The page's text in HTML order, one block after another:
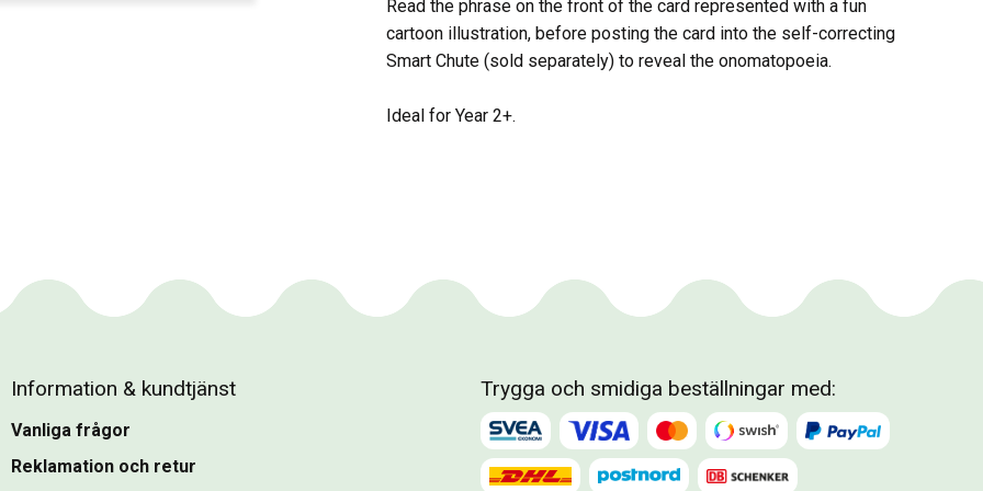
Read the phrase on the front of the card represented with a fun
cartoon illustration, before posting the card into the self-correcting
Smart Chute (sold separately) to reveal the onomatopoeia.
Ideal for Year 2+.
Information & kundtjänst
Vanliga frågor
Reklamation och retur
Trygga och smidiga beställningar med: